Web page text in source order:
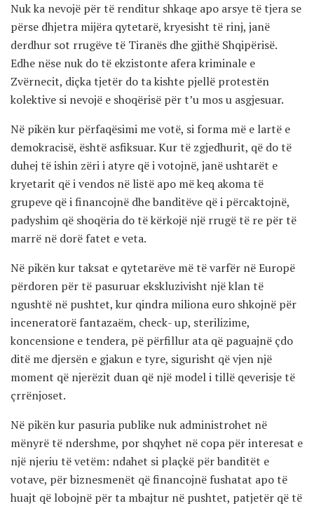
Nuk ka nevojë për të renditur shkaqe apo arsye të tjera se
përse dhjetra mijëra qytetarë, kryesisht të rinj, janë
derdhur sot rrugëve të Tiranës dhe gjithë Shqipërisë.
Edhe nëse nuk do të ekzistonte afera kriminale e
Zvërnecit, diçka tjetër do ta kishte pjellë protestën
kolektive si nevojë e shoqërisë për t’u mos u asgjesuar.
Në pikën kur përfaqësimi me votë, si forma më e lartë e
demokracisë, është asfiksuar. Kur të zgjedhurit, që do të
duhej të ishin zëri i atyre që i votojnë, janë ushtarët e
kryetarit që i vendos në listë apo më keq akoma të
grupeve që i financojnë dhe banditëve që i përcaktojnë,
padyshim që shoqëria do të kërkojë një rrugë të re për të
marrë në dorë fatet e veta.
Në pikën kur taksat e qytetarëve më të varfër në Europë
përdoren për të pasuruar ekskluzivisht një klan të
ngushtë në pushtet, kur qindra miliona euro shkojnë për
inceneratorë fantazaëm, check- up, sterilizime,
koncensione e tendera, pë përfillur ata që paguajnë çdo
ditë me djersën e gjakun e tyre, sigurisht që vjen një
moment që njerëzit duan që një model i tillë qeverisje të
çrrënjoset.
Në pikën kur pasuria publike nuk administrohet në
mënyrë të ndershme, por shqyhet në copa për interesat e
një njeriu të vetëm: ndahet si plaçkë për banditët e
votave, për biznesmenët që financojnë fushatat apo të
huajt që lobojnë për ta mbajtur në pushtet, patjetër që të